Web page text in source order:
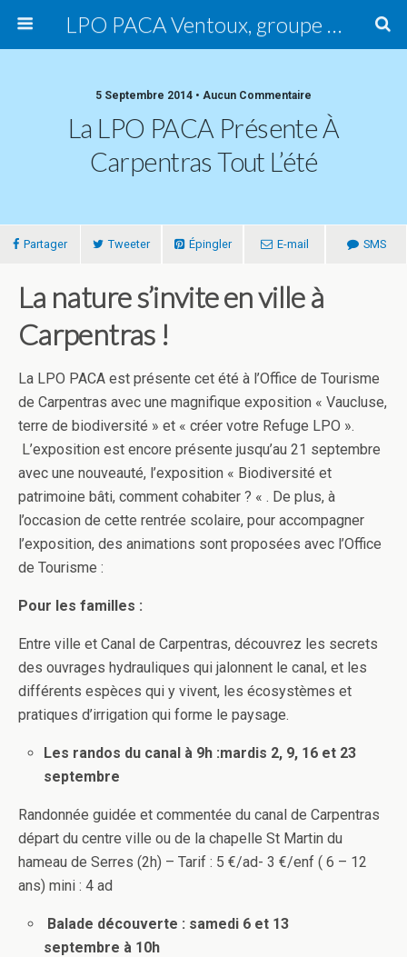
LPO PACA Ventoux, groupe local
5 Septembre 2014 • Aucun Commentaire
La LPO PACA Présente À
Carpentras Tout L’été
Partager Tweeter Épingler E-mail SMS
La nature s’invite en ville à
Carpentras !
La LPO PACA est présente cet été à l’Office de Tourisme
de Carpentras avec une magnifique exposition « Vaucluse,
terre de biodiversité » et « créer votre Refuge LPO ».
L’exposition est encore présente jusqu’au 21 septembre
avec une nouveauté, l’exposition « Biodiversité et
patrimoine bâti, comment cohabiter ? « . De plus, à
l’occasion de cette rentrée scolaire, pour accompagner
l’exposition, des animations sont proposées avec l’Office
de Tourisme :
Pour les familles :
Entre ville et Canal de Carpentras, découvrez les secrets
des ouvrages hydrauliques qui jalonnent le canal, et les
différents espèces qui y vivent, les écosystèmes et
pratiques d’irrigation qui forme le paysage.
Les randos du canal à 9h :mardis 2, 9, 16 et 23
septembre
Randonnée guidée et commentée du canal de Carpentras
départ du centre ville ou de la chapelle St Martin du
hameau de Serres (2h) – Tarif : 5 €/ad- 3 €/enf ( 6 – 12
ans) mini : 4 ad
Balade découverte : samedi 6 et 13
septembre à 10h